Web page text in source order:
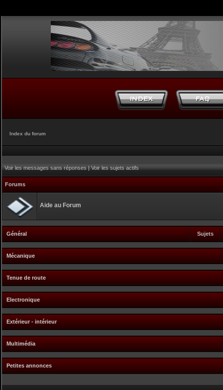
Index du forum
Voir les messages sans réponses|Voir les sujets actifs
Forums
Aide au Forum
Général Sujets
Mécanique
Tenue de route
Electronique
Extérieur - intérieur
Multimédia
Petites annonces